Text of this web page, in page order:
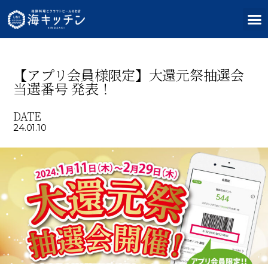
【アプリ会員様限定】大還元祭抽選会
当選番号 発表！
DATE
24.01.10